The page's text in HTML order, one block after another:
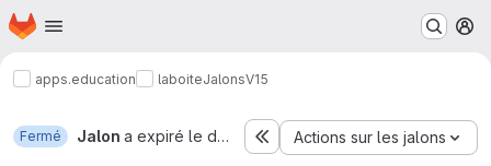
Passer au contenu principal
Page d'accueil
apps.education laboiteJalonsV15
Fermé Jalon a expiré le déc. 16, 2024 Actions sur les jalons